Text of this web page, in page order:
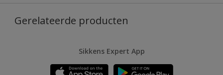
Gerelateerde producten
Sikkens Expert App